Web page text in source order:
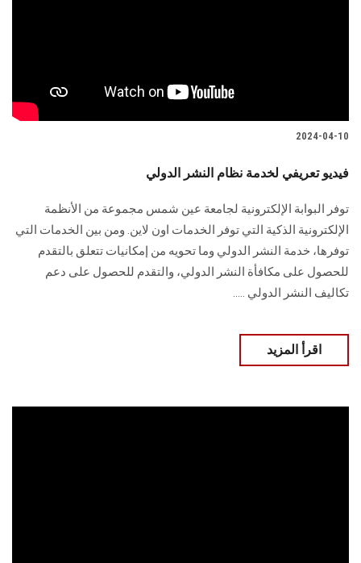
2024-04-10
فيديو تعريفي لخدمة نظام النشر الدولي
توفر البوابة الإلكترونية لجامعة عين شمس مجموعة من الأنظمة
الإلكترونية الذكية التي توفر الخدمات اون لاين. ومن بين الخدمات التي
توفرها، خدمة النشر الدولي وما تحويه من إمكانيات تتعلق بالتقدم
للحصول على مكافأة النشر الدولي، والتقدم للحصول على دعم
تكاليف النشر الدولي .....
اقرأ المزيد